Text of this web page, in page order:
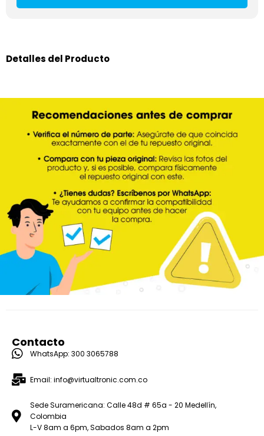
Detalles del Producto
Contacto
WhatsApp: 300 3065788
Email: info@virtualtronic.com.co
Sede Suramericana: Calle 48d # 65a - 20 Medellín,
Colombia
L-V 8am a 6pm, Sabados 8am a 2pm